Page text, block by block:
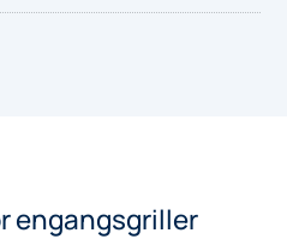
engangsgriller